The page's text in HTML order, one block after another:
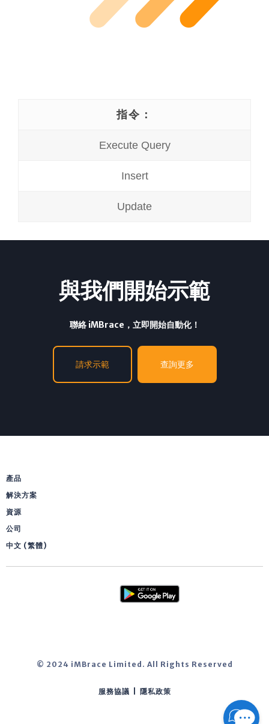
指令：
Execute Query
Insert
Update
與我們開始示範
聯絡 iMBrace，立即開始自動化！
請求示範 查詢更多
產品
解決方案
資源
公司
中文 (繁體)
© 2024 iMBrace Limited. All Rights Reserved
服務協議 隱私政策